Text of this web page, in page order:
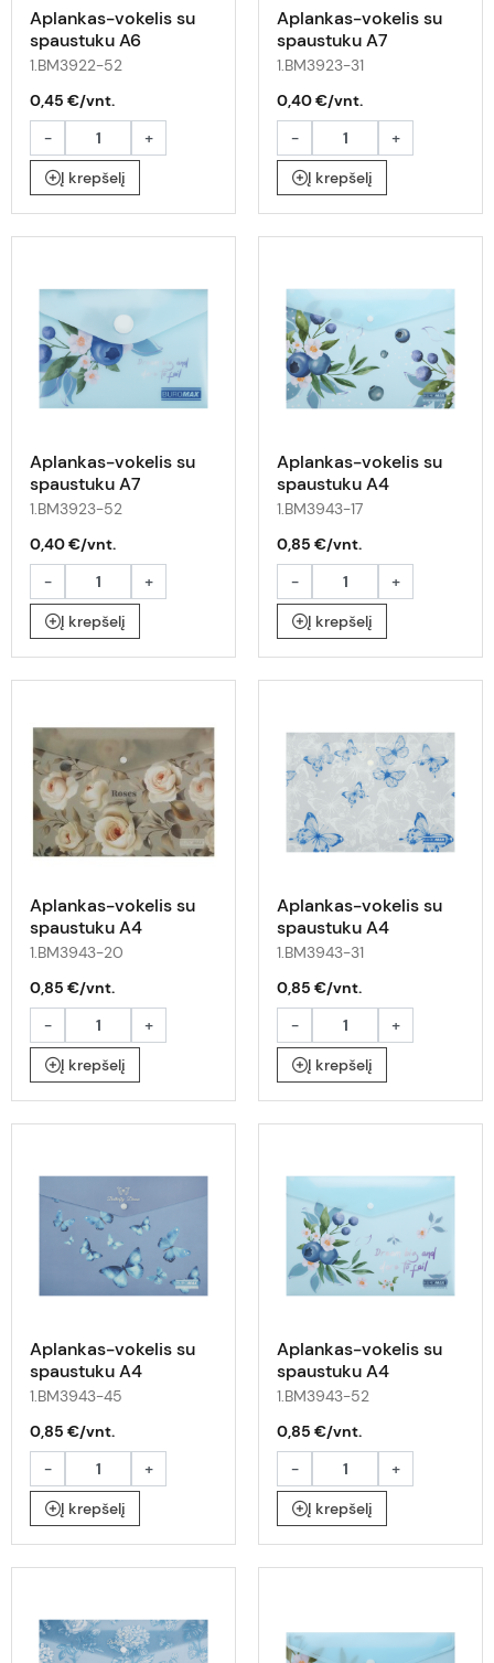
Aplankas-vokelis su
spaustuku A6
ARABESKI su uogomis
1.BM3922-52
0,45 €/vnt.
-
+
Į krepšelį
Aplankas-vokelis su
spaustuku A7
ARABESKI su
1.BM3923-31
0,40 €/vnt.
-
+
Į krepšelį
Aplankas-vokelis su
spaustuku A7
ARABESKI su uogomis
1.BM3923-52
0,40 €/vnt.
-
+
Į krepšelį
Aplankas-vokelis su
spaustuku A4
ARABESKI su uogomis
1.BM3943-17
0,85 €/vnt.
-
+
Į krepšelį
Aplankas-vokelis su
spaustuku A4
ARABESKI rožės
1.BM3943-20
0,85 €/vnt.
-
+
Į krepšelį
Aplankas-vokelis su
spaustuku A4
ARABESKI su
1.BM3943-31
0,85 €/vnt.
-
+
Į krepšelį
Aplankas-vokelis su
spaustuku A4
ARABESKI su
1.BM3943-45
0,85 €/vnt.
-
+
Į krepšelį
Aplankas-vokelis su
spaustuku A4
ARABESKI su uogomis
1.BM3943-52
0,85 €/vnt.
-
+
Į krepšelį